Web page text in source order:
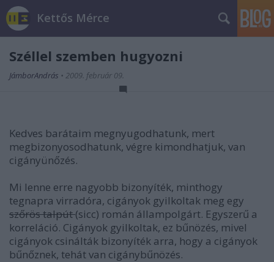
Kettős Mérce
Széllel szemben hugyozni
JámborAndrás • 2009. február 09.
Kedves barátaim megnyugodhatunk, mert
megbizonyosodhatunk, végre kimondhatjuk, van
cigányünőzés.
Mi lenne erre nagyobb bizonyíték, minthogy
tegnapra virradóra, cigányok gyilkoltak meg egy
szőrös talpút(sicc) román állampolgárt. Egyszerű a
korreláció. Cigányok gyilkoltak, ez bűnözés, mivel
cigányok csinálták bizonyíték arra, hogy a cigányok
bűnőznek, tehát van cigánybűnözés.